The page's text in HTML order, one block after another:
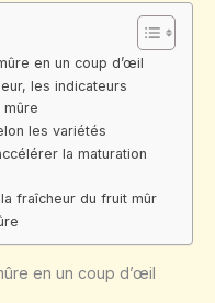
en un coup d’œil
les indicateurs
les variétés
la maturation
fraîcheur du fruit mûr
en un coup d’œil